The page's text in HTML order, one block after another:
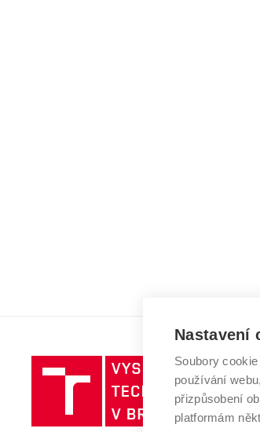
učení
v
Nastavení
Soubory
používání
přizpůsobení
platformám